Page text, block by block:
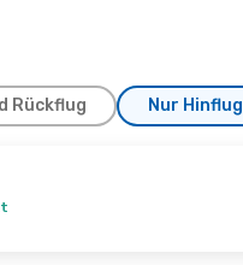
Rückflug Nur Hinflug